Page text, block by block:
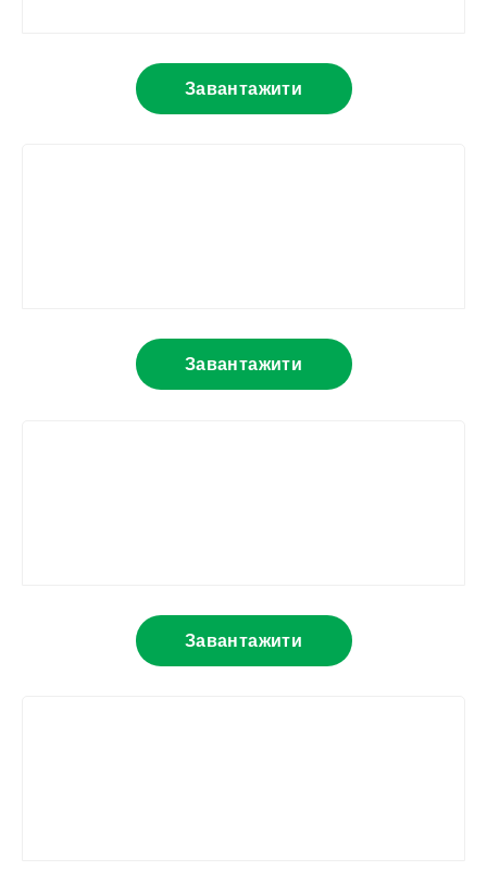
Завантажити
Завантажити
Завантажити